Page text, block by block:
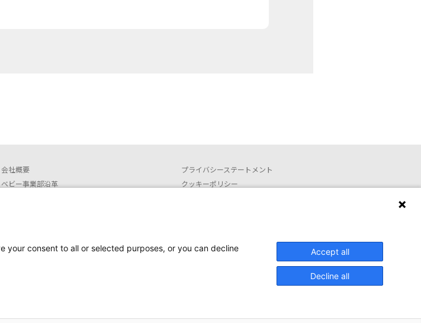
会社概要
ベビー事業部沿革
安全にお使いいただくために
プライバシーステートメント
クッキーポリシー
English (translated by machine)
your consent to all or selected purposes, or you can decline
Accept all
Decline all